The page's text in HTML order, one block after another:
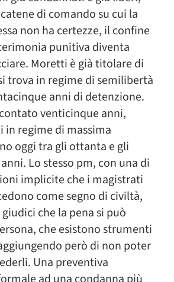
di comando su cui la
non ha certezze, il confine
punitiva diventa
Moretti è già titolare di
trova in regime di semilibertà
anni di detenzione.
venticinque anni,
in regime di massima
oggi tra gli ottanta e gli
Lo stesso pm, con una di
implicite che i magistrati
come segno di civiltà,
che la pena si può
che esistono strumenti
però di non poter
Una preventiva